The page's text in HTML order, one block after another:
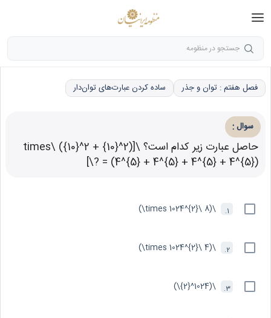
جستجو در منظومه
فصل هفتم : توان و جذر ساده کردن عبارت‌های توان‌دار
سوال :
حاصل عبارت زیر کدام است؟ \[(2^{10} + 2^{10}) \times
(4^{5} + 4^{5} + 4^{5} + 4^{5}) = ?\]
1.
\(8 \times 1024^{2}\)
2.
\(4 \times 1024^{2}\)
3.
\(1024^{2}\)